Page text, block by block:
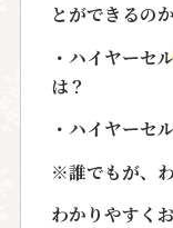
とができるの
・ハイヤーセ
は？
・ハイヤーセ
※誰でもが、
わかりやすく